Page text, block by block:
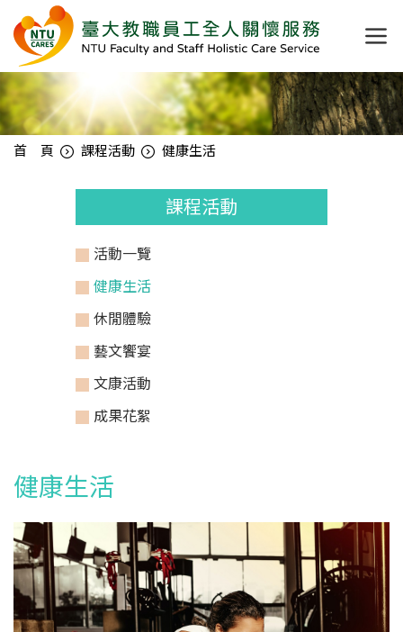
首 頁 課程活動 健康生活
課程活動
活動一覽
健康生活
休閒體驗
藝文饗宴
文康活動
成果花絮
健康生活